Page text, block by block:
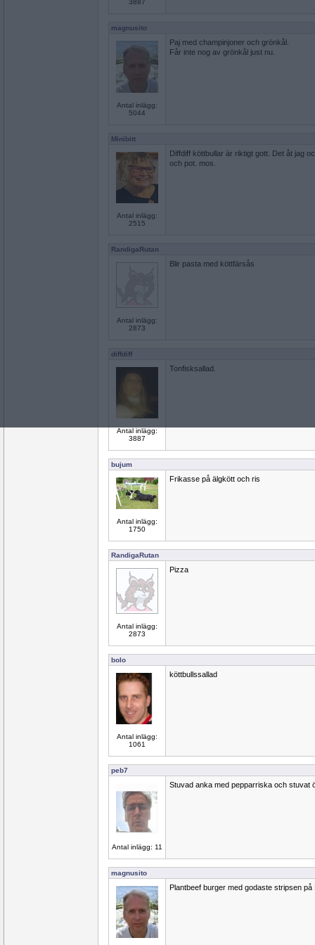
3887
magnusito
Antal inlägg:
5044
Paj med champinjoner och grönkål.
Får inte nog av grönkål just nu.
Minibitt
Antal inlägg:
2515
Diffdiff köttbullar är riktigt gott. Det åt jag
och pot. mos.
RandigaRutan
Antal inlägg:
2873
Blir pasta med köttfärsås
diffdiff
Antal inlägg:
3887
Tonfisksallad.
bujum
Antal inlägg:
1750
Frikasse på älgkött och ris
RandigaRutan
Antal inlägg:
2873
Pizza
bolo
Antal inlägg:
1061
köttbullssallad
peb7
Antal inlägg: 11
Stuvad anka med pepparriska och stuvat
magnusito
Plantbeef burger med godaste stripsen på